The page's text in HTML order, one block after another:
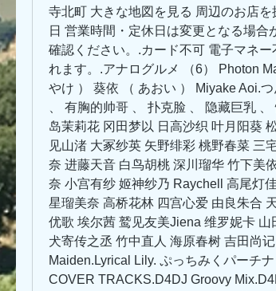
寺北町 大きな地図を見る 周辺のお店
日 営業時間・定休日は変更となる場
確認ください。.カード不可 電子マネ
れます。.アナログルメ （6） Photon
やけ ） 葵依 （ あおい ） Miyake Aoi.
、 有胸的帅哥 、 扑克脸 、 隐藏巨乳
岛茉莉花 冈田梦以 日高沙织 叶月阳葵
见山渚 大冢纱英 矢野绯彩 桃野春菜 三
奈 进藤天音 白鸟胡桃 深川瑠华 竹下美
奈 小宫有纱 姬神纱乃 Raychell 高尾灯
星瑠美奈 高桥花林 四宫心爱 由良朱合
优歌 埃尔茜 鹫见友美Jiena 维罗妮卡
犬寄传之丞 竹中直人 海原春树 吉田尚
Maiden.Lyrical Lily. ぷっちみくパーチ
COVER TRACKS.D4DJ Groovy